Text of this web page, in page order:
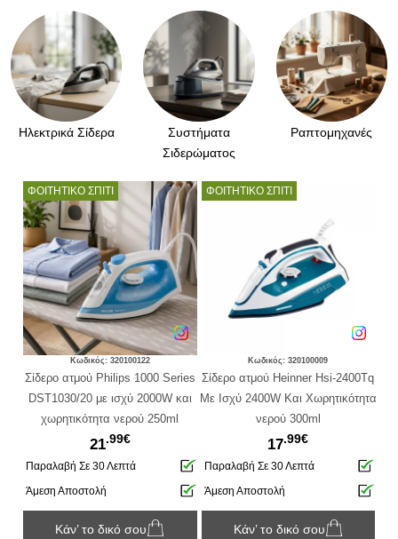
Ηλεκτρικά Σίδερα
Συστήματα
Σιδερώματος
Ραπτομηχανές
ΦΟΙΤΗΤΙΚΟ ΣΠΙΤΙ
Κωδικός: 320100122
Σίδερο ατμού Philips 1000 Series
DST1030/20 με ισχύ 2000W και
χωρητικότητα νερού 250ml
21.99€
Παραλαβή Σε 30 Λεπτά
Άμεση Αποστολή
Κάν’ το δικό σου
ΦΟΙΤΗΤΙΚΟ ΣΠΙΤΙ
Κωδικός: 320100009
Σίδερο ατμού Heinner Hsi-2400Tq
Με Ισχύ 2400W Και Χωρητικότητα
νερού 300ml
17.99€
Παραλαβή Σε 30 Λεπτά
Άμεση Αποστολή
Κάν’ το δικό σου